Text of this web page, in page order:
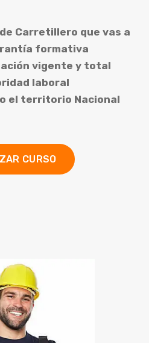
Carretillero que vas a
formativa
vigente y total
laboral
el territorio Nacional
CURSO